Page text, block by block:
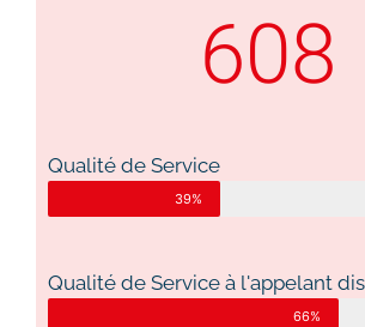
608
Qualité de Service
39%
Qualité de Service à l'appelant
66%